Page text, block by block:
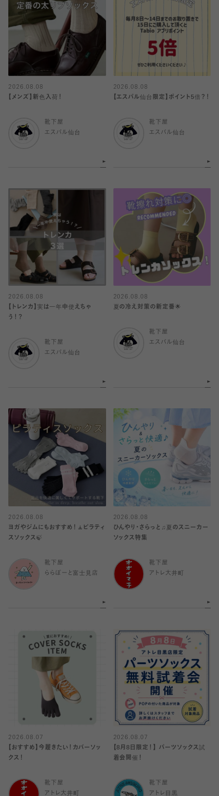
2026.08.08
【メンズ】新色入荷！
靴下屋
エスパル仙台
2026.08.08
【エスパル仙台限定】ポイント5倍？！
靴下屋
エスパル仙台
2026.08.08
【トレンカ】実は一年中使えちゃ
う！？
靴下屋
エスパル仙台
2026.08.08
夏の冷え対策の新定番🌟
靴下屋
エスパル仙台
2026.08.08
ヨガやジムにもおすすめ！🧘ピラティ
スソックス🍃
靴下屋
ららぽーと富士見店
2026.08.08
ひんやり・さらっと♫夏のスニーカー
ソックス特集
靴下屋
アトレ大井町
2026.08.07
【おすすめ】今履きたい！カバーソッ
クス！
靴下屋
アトレ大井町
2026.08.07
【8月8日限定！】 パーツソックス試
着会開催！
靴下屋
アトレ目黒